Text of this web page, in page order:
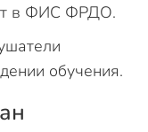
в ФИС ФРДО.
обучения.